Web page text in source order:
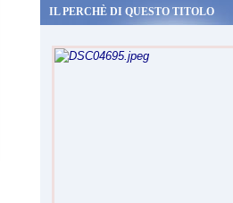
IL PERCHÈ DI QUESTO TITOLO